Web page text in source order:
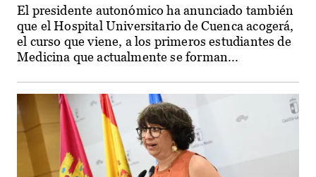
El presidente autonómico ha anunciado también
que el Hospital Universitario de Cuenca acogerá,
el curso que viene, a los primeros estudiantes de
Medicina que actualmente se forman...